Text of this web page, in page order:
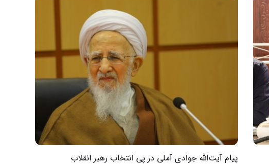
پیام آیت‌الله جوادی آملی در پی انتخاب رهبر انقلاب